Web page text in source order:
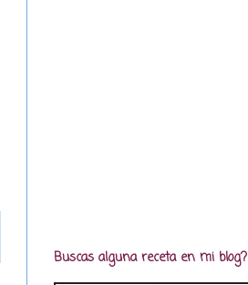
Buscas alguna receta en mi blog?